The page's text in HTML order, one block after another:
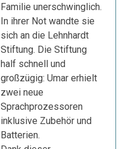
Familie unerschwinglich.
In ihrer Not wandte sie
sich an die Lehnhardt
Stiftung. Die Stiftung
half schnell und
großzügig: Umar erhielt
zwei neue
Sprachprozessoren
inklusive Zubehör und
Batterien.